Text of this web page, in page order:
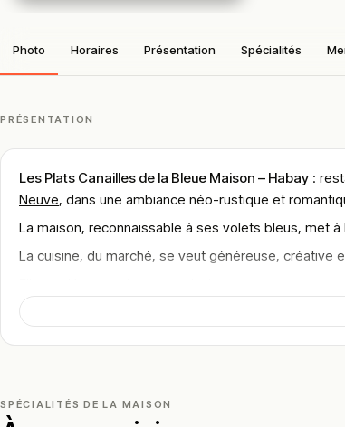
Photo Horaires Présentation Spécialités
PRÉSENTATION
Les Plats Canailles de la Bleue Maison – Habay :
Neuve, dans une ambiance néo-rustique et
La maison, reconnaissable à ses volets bleus, met à
La cuisine, du marché, se veut généreuse, créative
Localisation
Habay-la-Neuve fait partie de la commune de
La maison est nichée entre deux rivières, dans un
SPÉCIALITÉS DE LA MAISON